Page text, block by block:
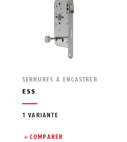
SERRURES À ENCASTRER
ESS
1 VARIANTE
COMPARER